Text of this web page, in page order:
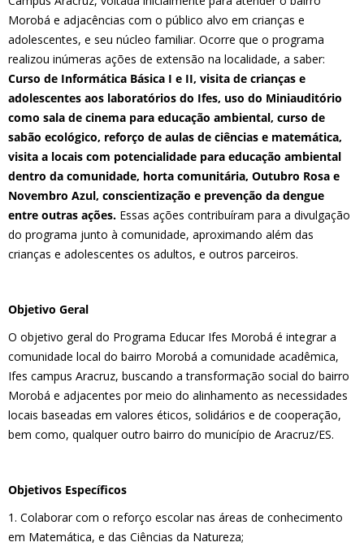
Morobá e adjacências com o público alvo em crianças e
adolescentes, e seu núcleo familiar. Ocorre que o programa
realizou inúmeras ações de extensão na localidade, a saber:
Curso de Informática Básica I e II, visita de crianças e
adolescentes aos laboratórios do Ifes, uso do Miniauditório
como sala de cinema para educação ambiental, curso de
sabão ecológico, reforço de aulas de ciências e matemática,
visita a locais com potencialidade para educação ambiental
dentro da comunidade, horta comunitária, Outubro Rosa e
Novembro Azul, conscientização e prevenção da dengue
entre outras ações. Essas ações contribuíram para a divulgação
do programa junto à comunidade, aproximando além das
crianças e adolescentes os adultos, e outros parceiros.
Objetivo Geral
O objetivo geral do Programa Educar Ifes Morobá é integrar a
comunidade local do bairro Morobá a comunidade acadêmica,
Ifes campus Aracruz, buscando a transformação social do bairro
Morobá e adjacentes por meio do alinhamento as necessidades
locais baseadas em valores éticos, solidários e de cooperação,
bem como, qualquer outro bairro do município de Aracruz/ES.
Objetivos Específicos
1. Colaborar com o reforço escolar nas áreas de conhecimento
em Matemática, e das Ciências da Natureza;